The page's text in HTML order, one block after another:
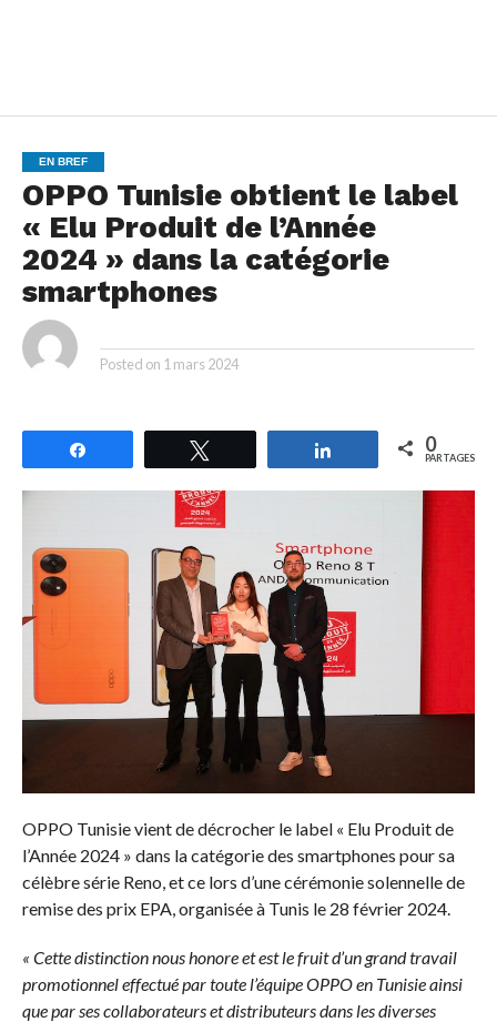
EN BREF
OPPO Tunisie obtient le label
« Elu Produit de l’Année
2024 » dans la catégorie
smartphones
Posted on 1 mars 2024
Partagez 0
PARTAGES
OPPO Tunisie vient de décrocher le label « Elu Produit de
l’Année 2024 » dans la catégorie des smartphones pour sa
célèbre série Reno, et ce lors d’une cérémonie solennelle de
remise des prix EPA, organisée à Tunis le 28 février 2024.
« Cette distinction nous honore et est le fruit d’un grand travail
promotionnel effectué par toute l’équipe OPPO en Tunisie ainsi
que par ses collaborateurs et distributeurs dans les diverses